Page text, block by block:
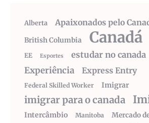
Alberta Apaixonados pelo
British Columbia Canadá
EE
Esportes estudar no canada
Experiência Express Entry
Federal Skilled Worker Imigrar
imigrar para o canada
Intercâmbio Manitoba Mercado